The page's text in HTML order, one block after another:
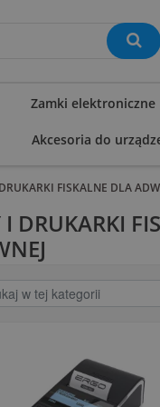
Zamki elektroniczne
Akcesoria do
FISKALNE DLA
I DRUKARKI